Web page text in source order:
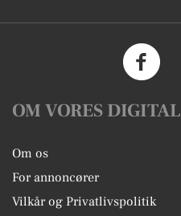
OM VORES DIGITAL
Om os
For annoncører
Vilkår og Privatlivspolitik